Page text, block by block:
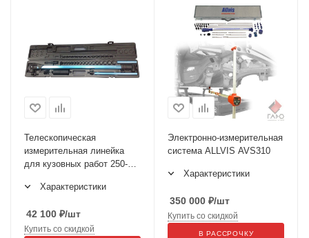
Телескопическая
измерительная линейка
для кузовных работ 250-
Характеристики
42 100 ₽/шт
Купить со скидкой
Электронно-измерительная
система ALLVIS AVS310
Характеристики
350 000 ₽/шт
Купить со скидкой
В РАССРОЧКУ